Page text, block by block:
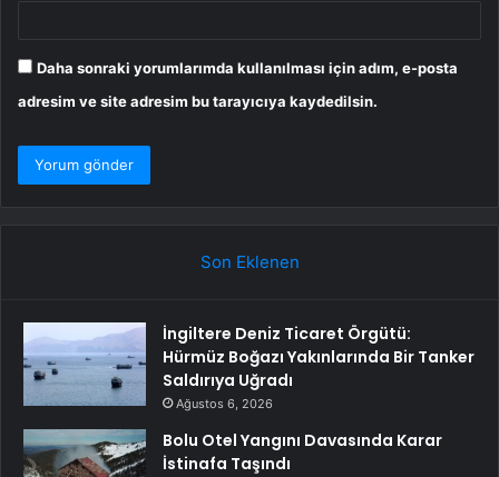
Daha sonraki yorumlarımda kullanılması için adım, e-posta
adresim ve site adresim bu tarayıcıya kaydedilsin.
Son Eklenen
İngiltere Deniz Ticaret Örgütü:
Hürmüz Boğazı Yakınlarında Bir Tanker
Saldırıya Uğradı
Ağustos 6, 2026
Bolu Otel Yangını Davasında Karar
İstinafa Taşındı